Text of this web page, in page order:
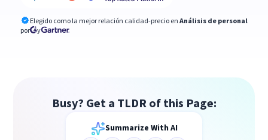
Elegido como la mejor relación calidad-precio en Análisis de personal
por
y
Busy? Get a TLDR of this Page:
Summarize With AI